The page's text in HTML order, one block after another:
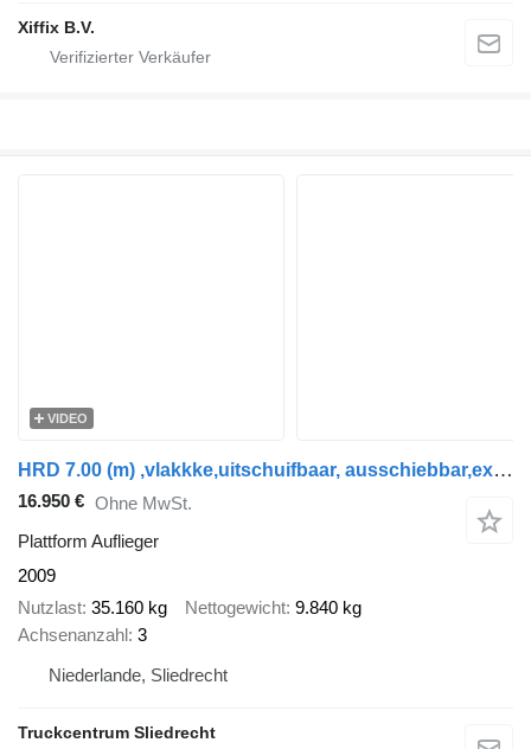
Xiffix B.V.
VIDEO
HRD 7.00 (m) ,vlakkke,uitschuifbaar, ausschiebbar,extendable,wysuwan
16.950 € Ohne MwSt.
Plattform Auflieger
2009
Nutzlast 35.160 kg Nettogewicht 9.840 kg
Achsenanzahl 3
Niederlande, Sliedrecht
Truckcentrum Sliedrecht